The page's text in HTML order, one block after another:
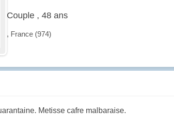
Couple , 48 ans
, France (974)
Metisse cafre malbaraise.